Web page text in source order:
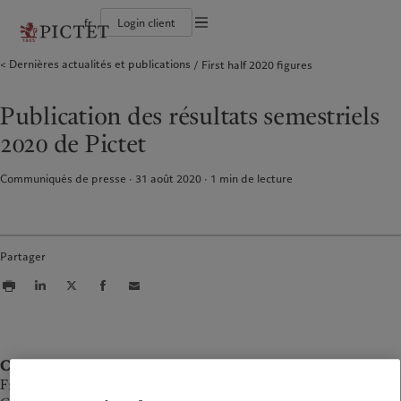
fr Login client
Le groupe Pictet
Diversité, équité et inclusion
Collection Pictet
Campus Pictet de Rochemont
Particuliers et familles
Wealth management
Asset services
Publications récentes
S’abonner à la newsletter
L’approche de Pictet
Principes d’investissement en faveur du climat
Gouvernance de la durabilité
Fondation du Groupe Pictet
Prix Pictet
Amérique du Nord
Bahamas
China Offshore
Notre Groupe
Le groupe Pictet
Diversité, équité et inclusion
Collection Pictet
Campus Pictet de Rochemont
Particuliers et familles
Wealth management
Publications récentes
Gestion des cookies
Protection des données
Dernières actualités et publications First half 2020 figures
Publication des résultats semestriels
2020 de Pictet
Communiqués de presse · 31 août 2020 1 min de lecture
Partager
Contact
Frank Renggli